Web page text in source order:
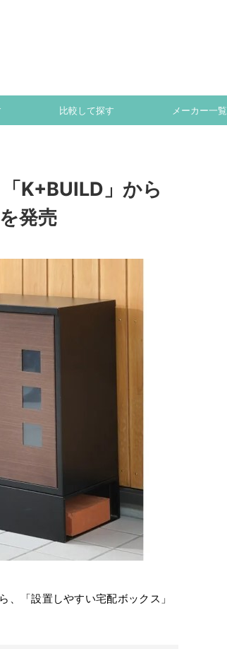
比較して探す メーカー一覧
K+BUILD」から
発売
「設置しやすい宅配ボックス」